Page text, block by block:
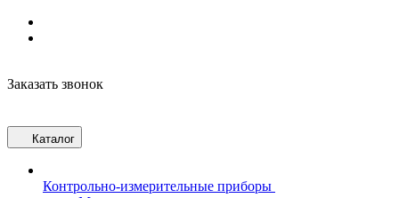
Заказать звонок
Каталог
Контрольно-измерительные приборы